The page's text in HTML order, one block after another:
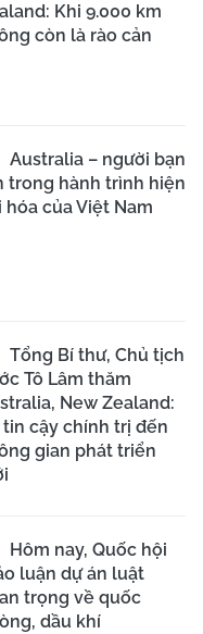
Khi 9.000 km
còn là rào cản
Australia – người bạn
trong hành trình hiện
hóa của Việt Nam
Tổng Bí thư, Chủ tịch
Tô Lâm thăm
New Zealand:
tin cậy chính trị đến
gian phát triển
Hôm nay, Quốc hội
luận dự án luật
trọng về quốc
dầu khí